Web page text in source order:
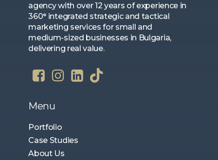
agency with over 12 years of experience in
360° integrated strategic and tactical
marketing services for small and
medium-sized businesses in Bulgaria,
delivering real value.
Menu
Portfolio
Case Studies
About Us